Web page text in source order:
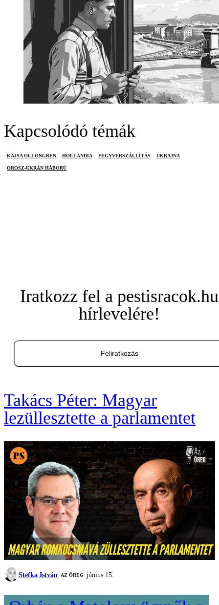
Kapcsolódó témák
KAJSA OLLONGREN HOLLANDIA FEGYVERSZÁLLÍTÁS UKRAJNA
OROSZ-UKRÁN HÁBORÚ
Iratkozz fel a pestisracok.hu
hírlevelére!
Feliratkozás
Takács Péter: Magyar
lezüllesztette a parlamentet
Stefka István AZ ÖREG június 15.